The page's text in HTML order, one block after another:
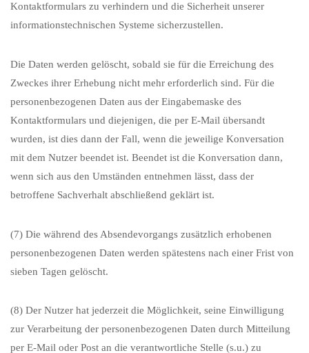
Kontaktformulars zu verhindern und die Sicherheit unserer
informationstechnischen Systeme sicherzustellen.
Die Daten werden gelöscht, sobald sie für die Erreichung des
Zweckes ihrer Erhebung nicht mehr erforderlich sind. Für die
personenbezogenen Daten aus der Eingabemaske des
Kontaktformulars und diejenigen, die per E-Mail übersandt
wurden, ist dies dann der Fall, wenn die jeweilige Konversation
mit dem Nutzer beendet ist. Beendet ist die Konversation dann,
wenn sich aus den Umständen entnehmen lässt, dass der
betroffene Sachverhalt abschließend geklärt ist.
(7) Die während des Absendevorgangs zusätzlich erhobenen
personenbezogenen Daten werden spätestens nach einer Frist von
sieben Tagen gelöscht.
(8) Der Nutzer hat jederzeit die Möglichkeit, seine Einwilligung
zur Verarbeitung der personenbezogenen Daten durch Mitteilung
per E-Mail oder Post an die verantwortliche Stelle (s.u.) zu